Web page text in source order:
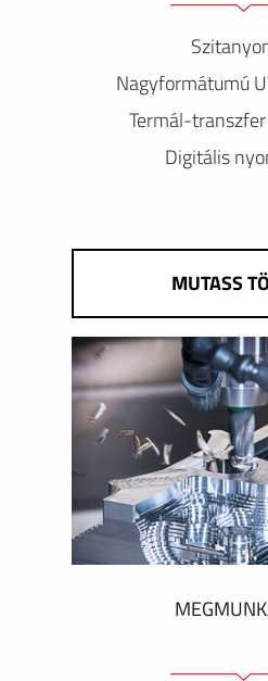
Nagyformátumú
Termál-
Digitális
MUTASS